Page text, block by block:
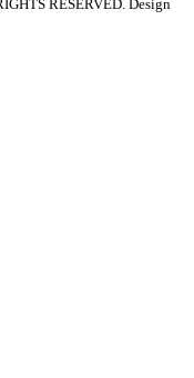
RESERVED. Design